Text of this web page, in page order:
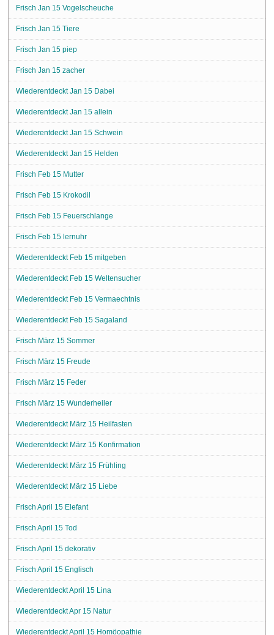
Frisch Jan 15 Vogelscheuche
Frisch Jan 15 Tiere
Frisch Jan 15 piep
Frisch Jan 15 zacher
Wiederentdeckt Jan 15 Dabei
Wiederentdeckt Jan 15 allein
Wiederentdeckt Jan 15 Schwein
Wiederentdeckt Jan 15 Helden
Frisch Feb 15 Mutter
Frisch Feb 15 Krokodil
Frisch Feb 15 Feuerschlange
Frisch Feb 15 lernuhr
Wiederentdeckt Feb 15 mitgeben
Wiederentdeckt Feb 15 Weltensucher
Wiederentdeckt Feb 15 Vermaechtnis
Wiederentdeckt Feb 15 Sagaland
Frisch März 15 Sommer
Frisch März 15 Freude
Frisch März 15 Feder
Frisch März 15 Wunderheiler
Wiederentdeckt März 15 Heilfasten
Wiederentdeckt März 15 Konfirmation
Wiederentdeckt März 15 Frühling
Wiederentdeckt März 15 Liebe
Frisch April 15 Elefant
Frisch April 15 Tod
Frisch April 15 dekorativ
Frisch April 15 Englisch
Wiederentdeckt April 15 Lina
Wiederentdeckt Apr 15 Natur
Wiederentdeckt April 15 Homöopathie